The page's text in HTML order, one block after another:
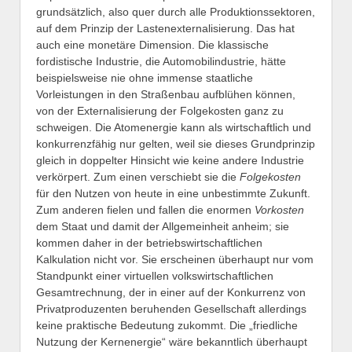
grundsätzlich, also quer durch alle Produktionssektoren,
auf dem Prinzip der Lastenexternalisierung. Das hat
auch eine monetäre Dimension. Die klassische
fordistische Industrie, die Automobilindustrie, hätte
beispielsweise nie ohne immense staatliche
Vorleistungen in den Straßenbau aufblühen können,
von der Externalisierung der Folgekosten ganz zu
schweigen. Die Atomenergie kann als wirtschaftlich und
konkurrenzfähig nur gelten, weil sie dieses Grundprinzip
gleich in doppelter Hinsicht wie keine andere Industrie
verkörpert. Zum einen verschiebt sie die Folgekosten
für den Nutzen von heute in eine unbestimmte Zukunft.
Zum anderen fielen und fallen die enormen Vorkosten
dem Staat und damit der Allgemeinheit anheim; sie
kommen daher in der betriebswirtschaftlichen
Kalkulation nicht vor. Sie erscheinen überhaupt nur vom
Standpunkt einer virtuellen volkswirtschaftlichen
Gesamtrechnung, der in einer auf der Konkurrenz von
Privatproduzenten beruhenden Gesellschaft allerdings
keine praktische Bedeutung zukommt. Die „friedliche
Nutzung der Kernenergie“ wäre bekanntlich überhaupt